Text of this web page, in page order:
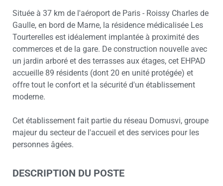
Située à 37 km de l'aéroport de Paris - Roissy Charles de
Gaulle, en bord de Marne, la résidence médicalisée Les
Tourterelles est idéalement implantée à proximité des
commerces et de la gare. De construction nouvelle avec
un jardin arboré et des terrasses aux étages, cet EHPAD
accueille 89 résidents (dont 20 en unité protégée) et
offre tout le confort et la sécurité d'un établissement
moderne.
Cet établissement fait partie du réseau Domusvi, groupe
majeur du secteur de l'accueil et des services pour les
personnes âgées.
DESCRIPTION DU POSTE